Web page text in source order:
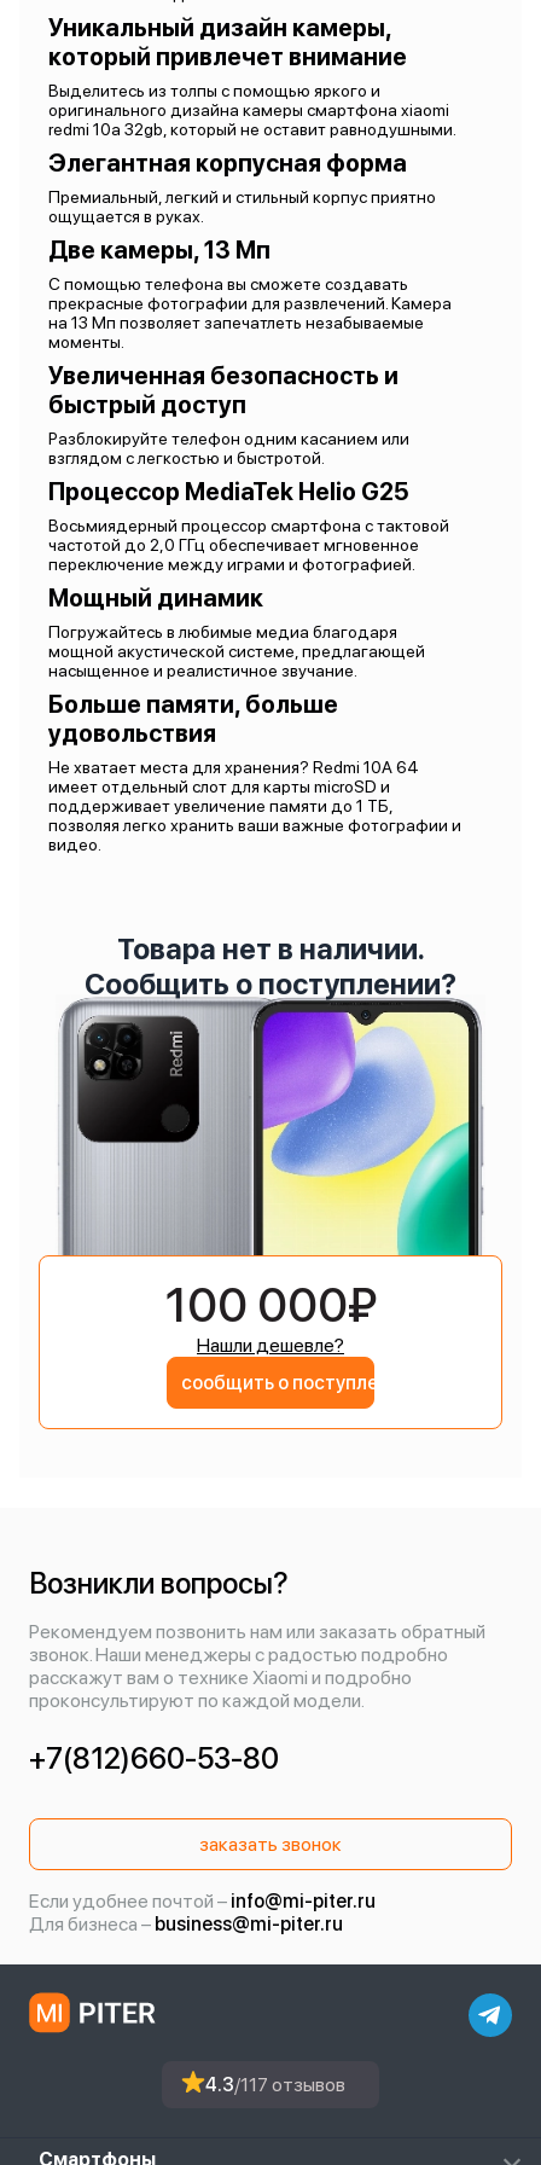
Уникальный дизайн камеры,
который привлечет внимание
Выделитесь из толпы с помощью яркого и
оригинального дизайна камеры смартфона xiaomi
redmi 10a 32gb, который не оставит равнодушными.
Элегантная корпусная форма
Премиальный, легкий и стильный корпус приятно
ощущается в руках.
Две камеры, 13 Мп
С помощью телефона вы сможете создавать
прекрасные фотографии для развлечений. Камера
на 13 Мп позволяет запечатлеть незабываемые
моменты.
Увеличенная безопасность и
быстрый доступ
Разблокируйте телефон одним касанием или
взглядом с легкостью и быстротой.
Процессор MediaTek Helio G25
Восьмиядерный процессор смартфона с тактовой
частотой до 2,0 ГГц обеспечивает мгновенное
переключение между играми и фотографией.
Мощный динамик
Погружайтесь в любимые медиа благодаря
мощной акустической системе, предлагающей
насыщенное и реалистичное звучание.
Больше памяти, больше
удовольствия
Не хватает места для хранения? Redmi 10A 64
имеет отдельный слот для карты microSD и
поддерживает увеличение памяти до 1 ТБ,
позволяя легко хранить ваши важные фотографии и
видео.
Товара нет в наличии.
Сообщить о поступлении?
100 000₽
Нашли дешевле?
сообщить о поступлении
Возникли вопросы?
Рекомендуем позвонить нам или заказать обратный
звонок. Наши менеджеры с радостью подробно
расскажут вам о технике Xiaomi и подробно
проконсультируют по каждой модели.
+7(812)660-53-80
заказать звонок
Если удобнее почтой – info@mi-piter.ru
Для бизнеса – business@mi-piter.ru
4.3/117 отзывов
Смартфоны